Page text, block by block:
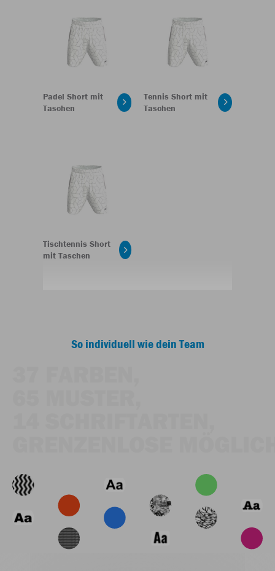
Padel Short mit
Taschen
Tennis Short mit
Taschen
Tischtennis Short
mit Taschen
So individuell wie dein Team